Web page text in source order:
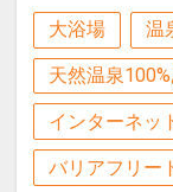
・７月・
発生いた
※連泊ポイ
※旅行代金
連泊ポイ
●２連泊以
ーフ」（
ム）１日
円）
大浴場 温
天然温泉100%
インターネッ
バリアフリー